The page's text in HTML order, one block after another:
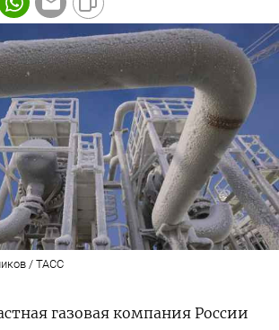
/ ТАСС
газовая компания России